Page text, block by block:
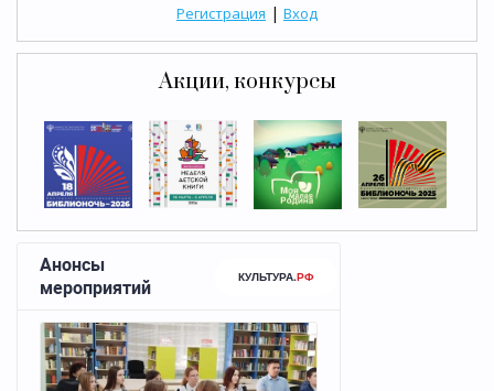
Регистрация | Вход
Акции, конкурсы